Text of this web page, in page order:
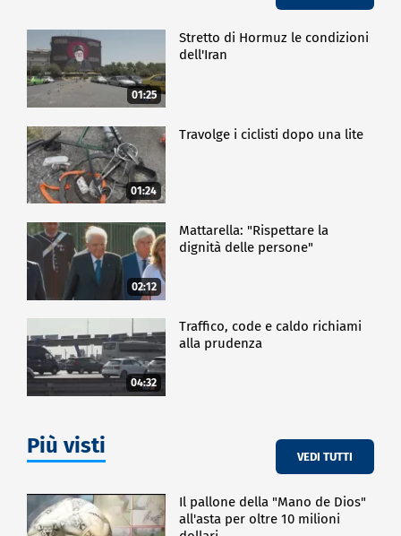
01:25
Stretto di Hormuz le condizioni
dell'Iran
01:24
Travolge i ciclisti dopo una lite
02:12
Mattarella: "Rispettare la
dignità delle persone"
04:32
Traffico, code e caldo richiami
alla prudenza
Più visti VEDI TUTTI
Il pallone della "Mano de Dios"
all'asta per oltre 10 milioni